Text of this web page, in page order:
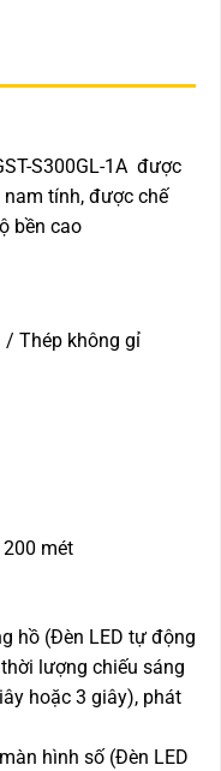
S300GL-1A được
tính, được chế
bền cao
Thép không gỉ
mét
hồ (Đèn LED tự động
lượng chiếu sáng
hoặc 3 giây), phát
hình số (Đèn LED